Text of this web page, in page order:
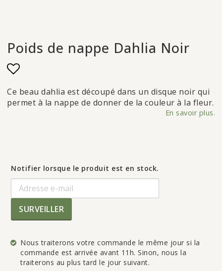
Poids de nappe Dahlia Noir
Add to list of favorites
Ce beau dahlia est découpé dans un disque noir qui
permet à la nappe de donner de la couleur à la fleur.
En savoir plus.
Notifier lorsque le produit est en stock.
SURVEILLER
Nous traiterons votre commande le même jour si la
commande est arrivée avant 11h. Sinon, nous la
traiterons au plus tard le jour suivant.